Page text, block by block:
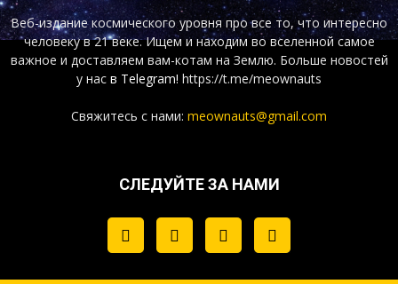
Веб-издание космического уровня про все то, что интересно
человеку в 21 веке. Ищем и находим во вселенной самое
важное и доставляем вам-котам на Землю. Больше новостей
у нас в Telegram! https://t.me/meownauts
Свяжитесь с нами: meownauts@gmail.com
СЛЕДУЙТЕ ЗА НАМИ